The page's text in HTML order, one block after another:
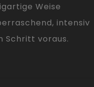
Weise
intensiv
Schritt voraus.